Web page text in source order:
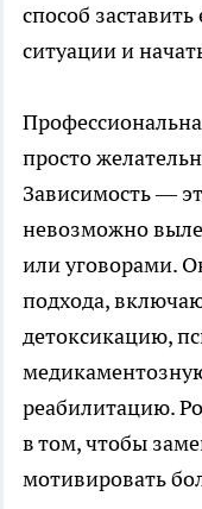
способ заставить
ситуации и
просто
Зависимость —
невозможно
или уговорами.
подхода,
детоксикацию,
реабилитацию.
в том, чтобы
мотивировать